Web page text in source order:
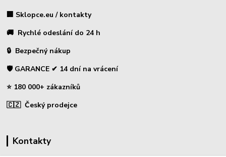
🏢 Sklopce.eu / kontakty
🚚 Rychlé odeslání do 24 h
🔒 Bezpečný nákup
🛡️ GARANCE ✔ 14 dní na vrácení
⭐ 180 000+ zákazníků
🇨🇿 Český prodejce
Kontakty